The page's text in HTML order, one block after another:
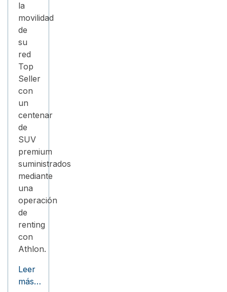
la
movilidad
de
su
red
Top
Seller
con
un
centenar
de
SUV
premium
suministrados
mediante
una
operación
de
renting
con
Athlon.
Leer
más…